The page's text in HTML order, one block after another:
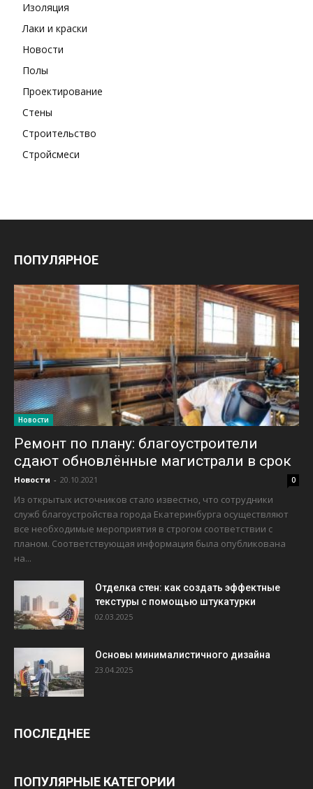
Изоляция
Лаки и краски
Новости
Полы
Проектирование
Стены
Строительство
Стройсмеси
ПОПУЛЯРНОЕ
Новости
Ремонт по плану: благоустроители
сдают обновлённые магистрали в срок
Новости - 20.10.2021 0
Из открытых источников стало известно, что сотрудники
служб благоустройства города Екатеринбурга осуществляют
все необходимые мероприятия в строгом соответствии с
планом. Соответствующая информация была опубликована
на...
Отделка стен: как создать эффектные
текстуры с помощью штукатурки
02.03.2025
Основы минималистичного дизайна
23.04.2025
ПОСЛЕДНЕЕ
ПОПУЛЯРНЫЕ КАТЕГОРИИ